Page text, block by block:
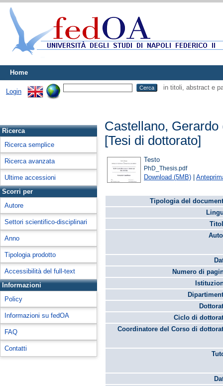
Home
Login
in titoli, abstract e
Ricerca
Ricerca semplice
Ricerca avanzata
Ultime accessioni
Scorri per
Autore
Settori scientifico-disciplinari
Anno
Tipologia prodotto
Accessibilità del full-text
Informazioni
Policy
Informazioni su fedOA
FAQ
Contatti
Castellano, Gerardo
[Tesi di dottorato]
Testo
PhD_Thesis.pdf
Download (5MB) |
Tipologia del
Numero di
Ciclo di
Coordinatore del Corso di